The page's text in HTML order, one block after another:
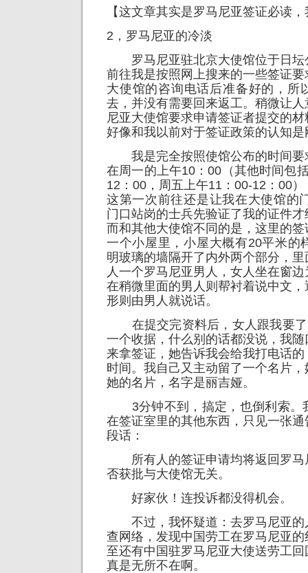
【这文章其实是罗马尼亚签证必读
2，罗马尼亚的冷淡
罗马尼亚驻北京大使馆位于日坛
前往我是按照网上搜来的一些签证
大使馆的咨询电话后准备好的，所
去，并没有需要回来返工。稍微让
尼亚大使馆要求申请签证者提交的
好像和我以前对于签证政策的认知
我是完全按照使馆公布的时间要
在周一的上午10：00（其他时间包
12：00，周五上午11：00-12：00
这第一次前往还是让我在大使馆的
门口站岗的士兵先验证了我的证件
而和其他大使馆不同的是，这里的
一个小屋里，小屋大概有20平米的
明玻璃的墙隔开了内外两个部分，
人一个罗马尼亚男人，女人坐在窗
在稍微里面的男人则帮衬着说中文
形则由男人就说话。
在提交完资料后，女人跟我要了
一个收据，什么别的话都没说，我
来拿签证，她告诉我会给我打电话
时间。我自己又主动留了一个名片
她的名片，名字是丽吉娅。
3分钟不到，搞定，也倒利索。
在签证室里的其他东西，只见一张
段话：
所有人的签证申请均将返回罗马
否获批与大使馆无关。
好家伙！连投诉都没得机会。
不过，我怀疑道：去罗马尼亚的
查网络，发现中国劳工在罗马尼亚
至还有中国驻罗马尼亚大使送劳工
真是无所不在啊。